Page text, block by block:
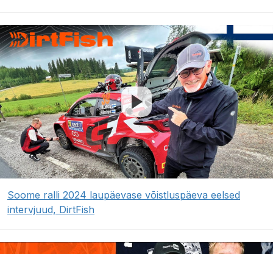
Soome ralli 2024 laupäevase võistluspäeva eelsed
intervjuud, DirtFish